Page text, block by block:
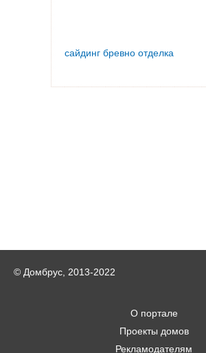
сайдинг бревно отделка
© Домбрус, 2013-2022
О портале
Проекты домов
Рекламодателям